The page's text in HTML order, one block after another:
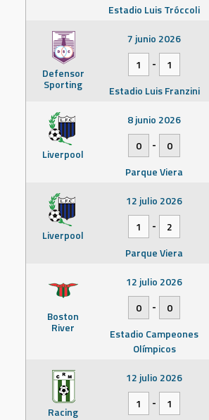
Estadio Luis Tróccoli
Defensor
Sporting
7 junio 2026
1
-
1
Estadio Luis Franzini
Liverpool
8 junio 2026
0
-
0
Parque Viera
Liverpool
12 julio 2026
1
-
2
Parque Viera
Boston
River
12 julio 2026
0
-
0
Estadio Campeones
Olímpicos
Racing
12 julio 2026
1
-
1